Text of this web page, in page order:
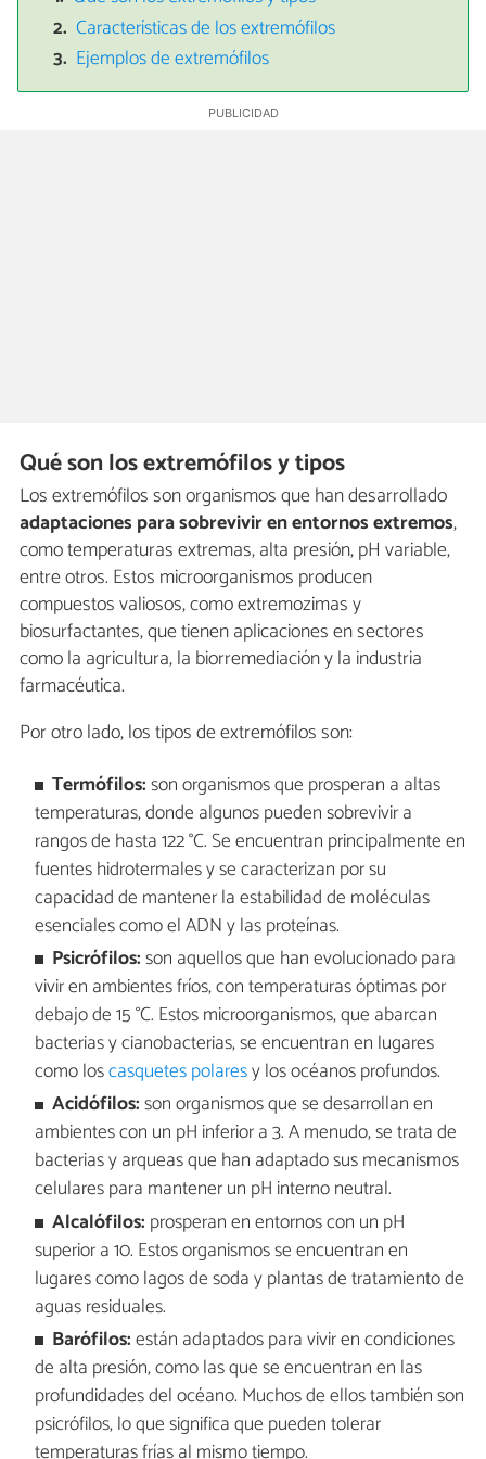
Características de los extremófilos
Ejemplos de extremófilos
Qué son los extremófilos y tipos
Los extremófilos son organismos que han desarrollado
adaptaciones para sobrevivir en entornos extremos,
como temperaturas extremas, alta presión, pH variable,
entre otros. Estos microorganismos producen
compuestos valiosos, como extremozimas y
biosurfactantes, que tienen aplicaciones en sectores
como la agricultura, la biorremediación y la industria
farmacéutica.
Por otro lado, los tipos de extremófilos son:
Termófilos:son organismos que prosperan a altas
temperaturas, donde algunos pueden sobrevivir a
rangos de hasta 122 °C. Se encuentran principalmente en
fuentes hidrotermales y se caracterizan por su
capacidad de mantener la estabilidad de moléculas
esenciales como el ADN y las proteínas.
Psicrófilos:son aquellos que han evolucionado para
vivir en ambientes fríos, con temperaturas óptimas por
debajo de 15 °C. Estos microorganismos, que abarcan
bacterias y cianobacterias, se encuentran en lugares
como loscasquetes polaresy los océanos profundos.
Acidófilos:son organismos que se desarrollan en
ambientes con un pH inferior a 3. A menudo, se trata de
bacterias y arqueas que han adaptado sus mecanismos
celulares para mantener un pH interno neutral.
Alcalófilos: prosperan en entornos con un pH
superior a 10. Estos organismos se encuentran en
lugares como lagos de soda y plantas de tratamiento de
aguas residuales.
Barófilos:están adaptados para vivir en condiciones
de alta presión, como las que se encuentran en las
profundidades del océano. Muchos de ellos también son
psicrófilos, lo que significa que pueden tolerar